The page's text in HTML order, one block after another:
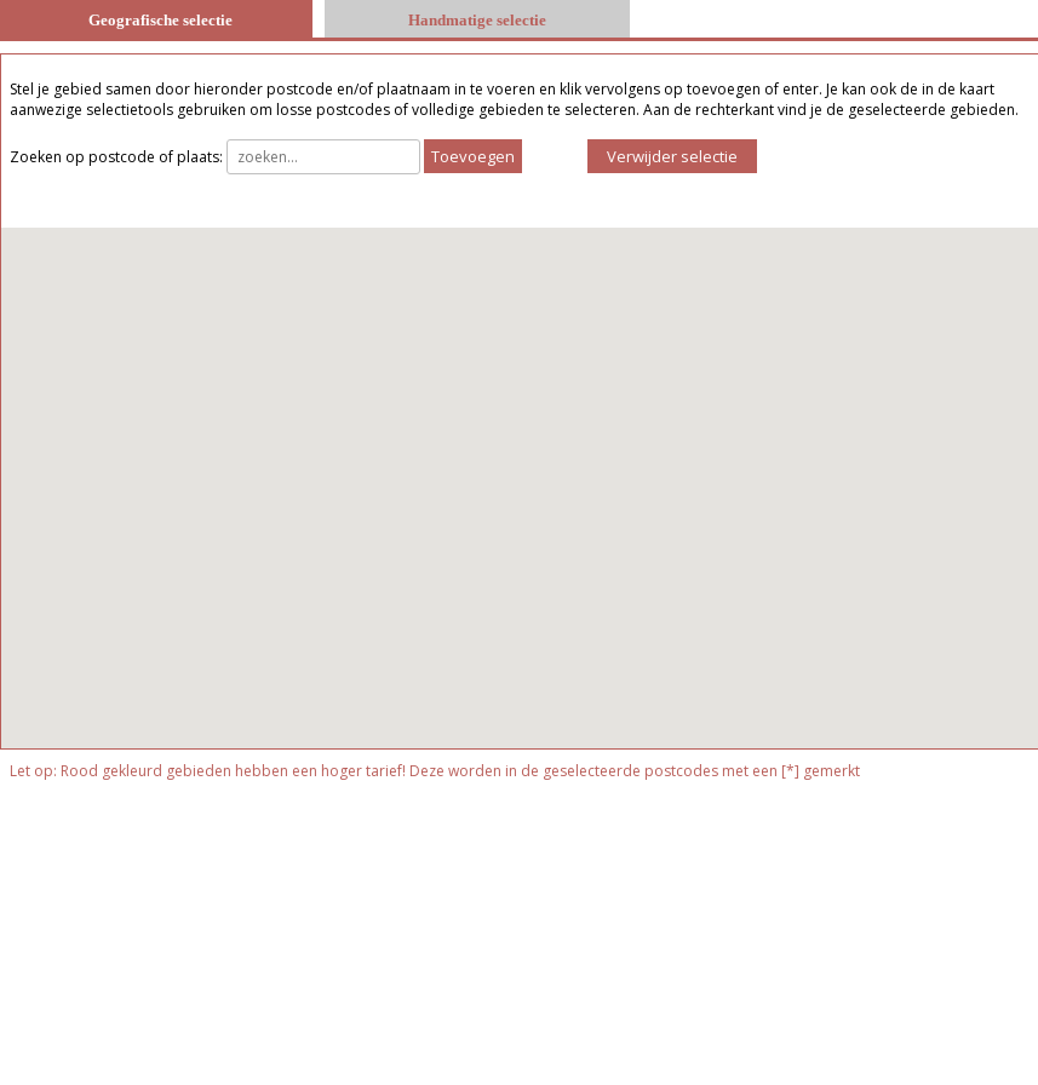
Geografische selectie Handmatige selectie
Stel je gebied samen door hieronder postcode en/of plaatnaam in te voeren en klik vervolgens op toevoegen of enter. Je kan ook de in de kaart
aanwezige selectietools gebruiken om losse postcodes of volledige gebieden te selecteren. Aan de rechterkant vind je de geselecteerde gebieden.
Zoeken op postcode of plaats: Toevoegen Verwijder selectie
Let op: Rood gekleurd gebieden hebben een hoger tarief! Deze worden in de geselecteerde postcodes met een [*] gemerkt